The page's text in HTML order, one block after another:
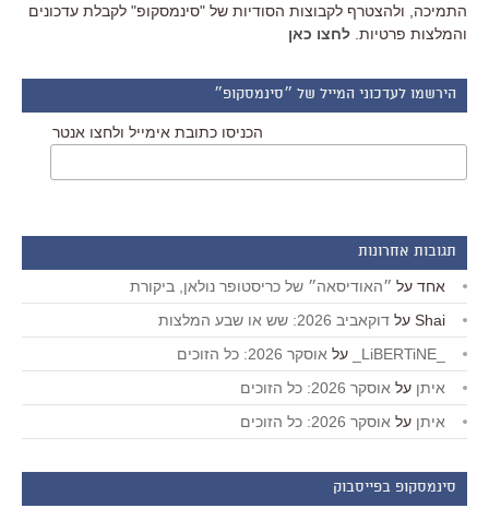
התמיכה, ולהצטרף לקבוצות הסודיות של "סינמסקופ" לקבלת עדכונים
והמלצות פרטיות. לחצו כאן
הירשמו לעדכוני המייל של ״סינמסקופ״
הכניסו כתובת אימייל ולחצו אנטר
תגובות אחרונות
אחד על ״האודיסאה״ של כריסטופר נולאן, ביקורת
Shai על דוקאביב 2026: שש או שבע המלצות
על אוסקר 2026: כל הזוכים
איתן על אוסקר 2026: כל הזוכים
איתן על אוסקר 2026: כל הזוכים
סינמסקופ בפייסבוק